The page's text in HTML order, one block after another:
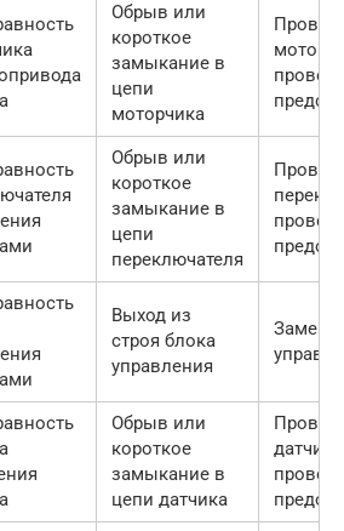
Обрыв или
короткое
замыкание в
цепи
моторчика
Обрыв или
короткое
замыкание в
цепи
переключателя
Выход из
строя блока
управления
Обрыв или
короткое
замыкание в
цепи датчика
датчик,